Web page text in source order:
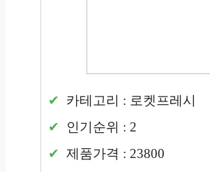
카테고리 : 로켓프레시
인기순위 : 2
제품가격 : 23800